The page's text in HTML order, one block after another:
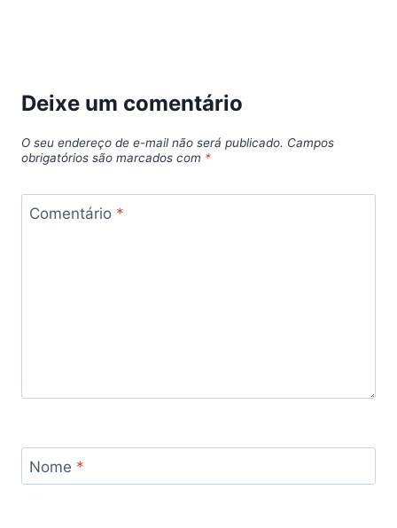
Deixe um comentário
O seu endereço de e-mail não será publicado. Campos
obrigatórios são marcados com *
Comentário *
Nome *